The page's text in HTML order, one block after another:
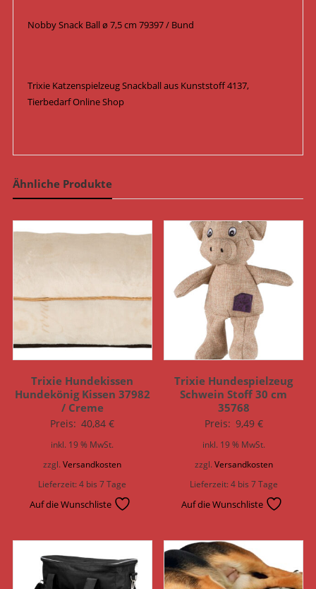
Nobby Snack Ball ø 7,5 cm 79397 / Bund
Trixie Katzenspielzeug Snackball aus Kunststoff 4137,
Tierbedarf Online Shop
Ähnliche Produkte
Trixie Hundekissen
Hundekönig Kissen 37982
/ Creme
Preis: 40,84€
inkl. 19 % MwSt.
zzgl.Versandkosten
Lieferzeit:4 bis 7 Tage
Auf die Wunschliste
Trixie Hundespielzeug
Schwein Stoff 30 cm
35768
Preis: 9,49 €
inkl. 19 % MwSt.
zzgl. Versandkosten
Lieferzeit:4 bis 7 Tage
Auf die Wunschliste